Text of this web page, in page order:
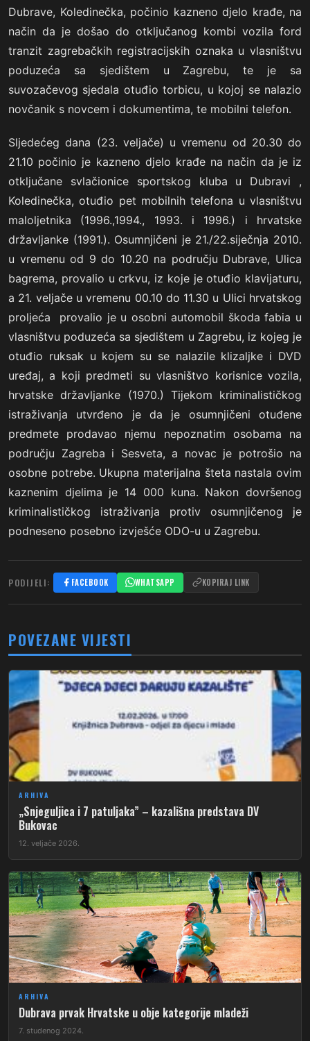
Dubrave, Koledinečka, počinio kazneno djelo krađe, na
način da je došao do otključanog kombi vozila ford
tranzit zagrebačkih registracijskih oznaka u vlasništvu
poduzeća sa sjedištem u Zagrebu, te je sa
suvozačevog sjedala otuđio torbicu, u kojoj se nalazio
novčanik s novcem i dokumentima, te mobilni telefon.
Sljedećeg dana (23. veljače) u vremenu od 20.30 do
21.10 počinio je kazneno djelo krađe na način da je iz
otključane svlačionice sportskog kluba u Dubravi ,
Koledinečka, otuđio pet mobilnih telefona u vlasništvu
maloljetnika (1996.,1994., 1993. i 1996.) i hrvatske
državljanke (1991.). Osumnjičeni je 21./22.siječnja 2010.
u vremenu od 9 do 10.20 na području Dubrave, Ulica
bagrema, provalio u crkvu, iz koje je otuđio klavijaturu,
a 21. veljače u vremenu 00.10 do 11.30 u Ulici hrvatskog
proljeća provalio je u osobni automobil škoda fabia u
vlasništvu poduzeća sa sjedištem u Zagrebu, iz kojeg je
otuđio ruksak u kojem su se nalazile klizaljke i DVD
uređaj, a koji predmeti su vlasništvo korisnice vozila,
hrvatske državljanke (1970.) Tijekom kriminalističkog
istraživanja utvrđeno je da je osumnjičeni otuđene
predmete prodavao njemu nepoznatim osobama na
području Zagreba i Sesveta, a novac je potrošio na
osobne potrebe. Ukupna materijalna šteta nastala ovim
kaznenim djelima je 14 000 kuna. Nakon dovršenog
kriminalističkog istraživanja protiv osumnjičenog je
podneseno posebno izvješće ODO-u u Zagrebu.
PODIJELI: FACEBOOK WHATSAPP KOPIRAJ LINK
POVEZANE VIJESTI
ARHIVA
„Snjeguljica i 7 patuljaka” – kazališna predstava DV
Bukovac
12. veljače 2026.
ARHIVA
Dubrava prvak Hrvatske u obje kategorije mladeži
7. studenog 2024.